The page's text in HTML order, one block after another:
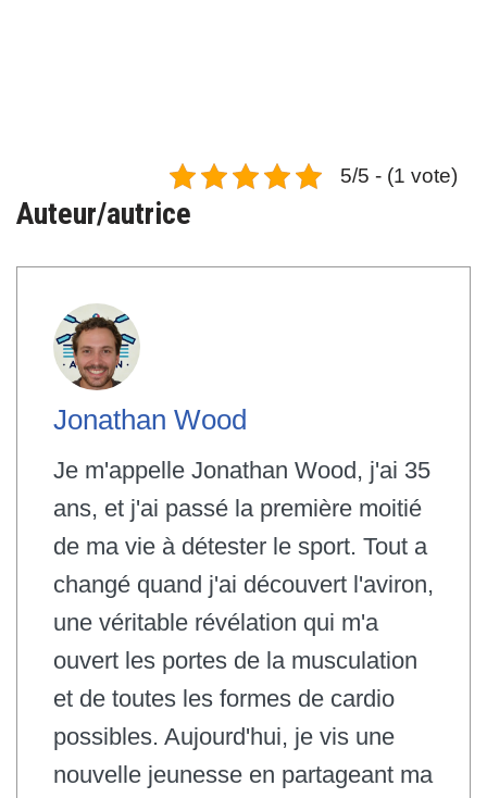
5/5 - (1 vote)
Auteur/autrice
Jonathan Wood
Je m'appelle Jonathan Wood, j'ai 35
ans, et j'ai passé la première moitié
de ma vie à détester le sport. Tout a
changé quand j'ai découvert l'aviron,
une véritable révélation qui m'a
ouvert les portes de la musculation
et de toutes les formes de cardio
possibles. Aujourd'hui, je vis une
nouvelle jeunesse en partageant ma